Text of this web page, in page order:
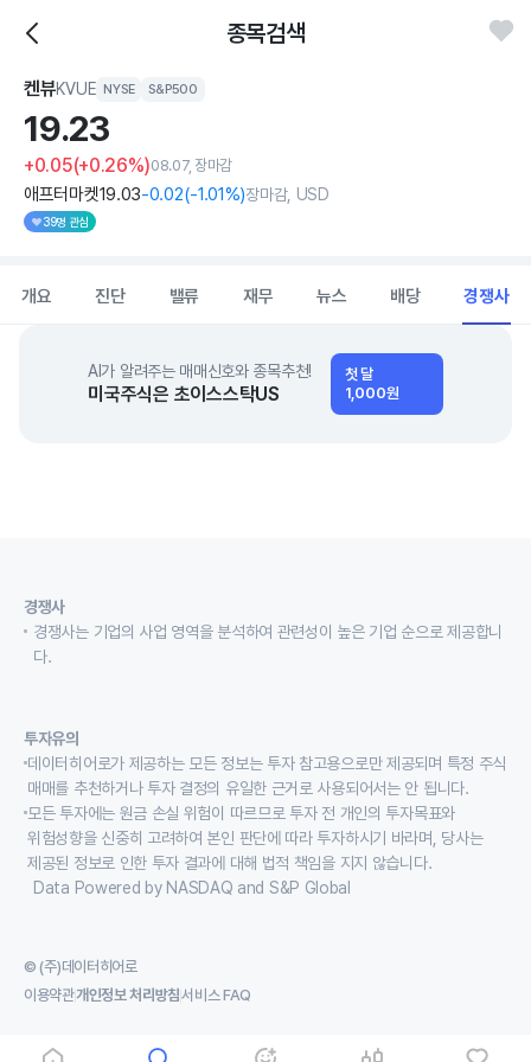
종목검색
켄뷰KVUE NYSE S&P500
19.23
+0.05(+0.26%)08.07, 장마감
애프터마켓19.03-0.02(-1.01%)장마감, USD
39명 관심
개요 진단 밸류 재무 뉴스 배당 경쟁사
AI가 알려주는 매매신호와 종목추천!
미국주식은 초이스스탁US
첫 달
1,000원
경쟁사
경쟁사는 기업의 사업 영역을 분석하여 관련성이 높은 기업 순으로 제공합니
다.
투자유의
데이터히어로가 제공하는 모든 정보는 투자 참고용으로만 제공되며 특정 주식
매매를 추천하거나 투자 결정의 유일한 근거로 사용되어서는 안 됩니다.
모든 투자에는 원금 손실 위험이 따르므로 투자 전 개인의 투자목표와
위험성향을 신중히 고려하여 본인 판단에 따라 투자하시기 바라며, 당사는
제공된 정보로 인한 투자 결과에 대해 법적 책임을 지지 않습니다.
Data Powered by NASDAQ and S&P Global
© (주)데이터히어로
이용약관개인정보 처리방침서비스 FAQ